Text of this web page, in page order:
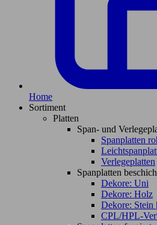
Home
Sortiment
Platten
Span- und
Spanplatten
Verlegeplatten
Spanplatten
Dekore: Uni
Dekore: Holz
Dekore: Stein
CPL/HPL-